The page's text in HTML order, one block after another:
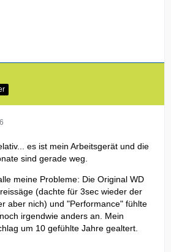
es ist mein Arbeitsgerät und die
sind gerade weg.
meine Probleme: Die Original WD
(dachte für 3sec wieder der
aber nich) und "Performance" fühlte
irgendwie anders an. Mein
um 10 gefühlte Jahre gealtert.